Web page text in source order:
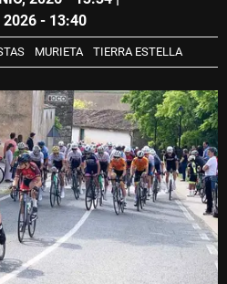
2026 - 13:40
MURIETA TIERRA ESTELLA